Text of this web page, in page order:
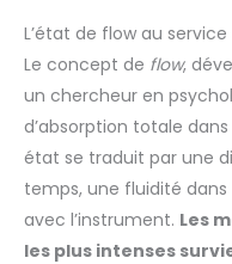
L’état de flow au
Le concept de flow,
un chercheur en
d’absorption totale
état se traduit par une
temps, une fluidité
avec l’instrument. Les
les plus intenses